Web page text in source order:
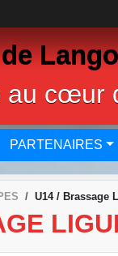
au cœur
PARTENAIRES
U14 / Brassage